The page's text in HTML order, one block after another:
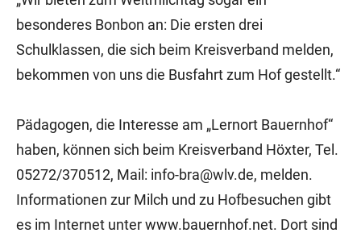
besonderes Bonbon an: Die ersten drei
Schulklassen, die sich beim Kreisverband melden,
bekommen von uns die Busfahrt zum Hof gestellt.“
Pädagogen, die Interesse am „Lernort Bauernhof“
haben, können sich beim Kreisverband Höxter, Tel.
05272/370512, Mail: info-bra@wlv.de, melden.
Informationen zur Milch und zu Hofbesuchen gibt
es im Internet unter www.bauernhof.net. Dort sind